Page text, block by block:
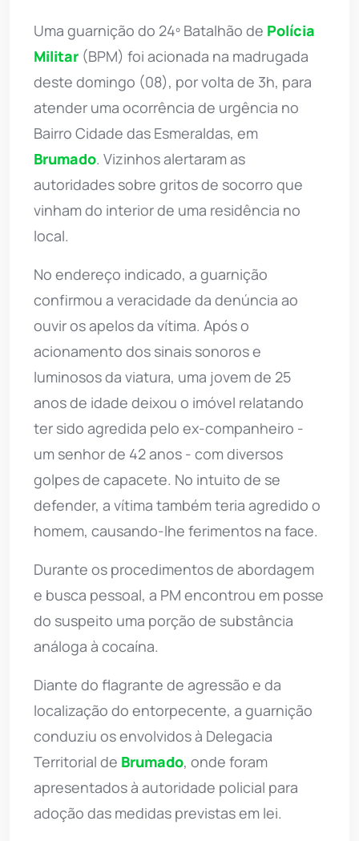
Uma guarnição do 24º Batalhão de Polícia
Militar (BPM) foi acionada na madrugada
deste domingo (08), por volta de 3h, para
atender uma ocorrência de urgência no
Bairro Cidade das Esmeraldas, em
Brumado. Vizinhos alertaram as
autoridades sobre gritos de socorro que
vinham do interior de uma residência no
local.
No endereço indicado, a guarnição
confirmou a veracidade da denúncia ao
ouvir os apelos da vítima. Após o
acionamento dos sinais sonoros e
luminosos da viatura, uma jovem de 25
anos de idade deixou o imóvel relatando
ter sido agredida pelo ex-companheiro -
um senhor de 42 anos - com diversos
golpes de capacete. No intuito de se
defender, a vítima também teria agredido o
homem, causando-lhe ferimentos na face.
Durante os procedimentos de abordagem
e busca pessoal, a PM encontrou em posse
do suspeito uma porção de substância
análoga à cocaína.
Diante do flagrante de agressão e da
localização do entorpecente, a guarnição
conduziu os envolvidos à Delegacia
Territorial de Brumado, onde foram
apresentados à autoridade policial para
adoção das medidas previstas em lei.